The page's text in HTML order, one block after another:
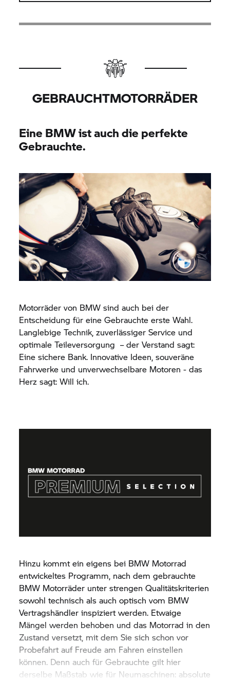
GEBRAUCHTMOTORRÄDER
Eine BMW ist auch die perfekte
Gebrauchte.
Motorräder von BMW sind auch bei der
Entscheidung für eine Gebrauchte erste Wahl.
Langlebige Technik, zuverlässiger Service und
optimale Teileversorgung – der Verstand sagt:
Eine sichere Bank. Innovative Ideen, souveräne
Fahrwerke und unverwechselbare Motoren - das
Herz sagt: Will ich.
Hinzu kommt ein eigens bei BMW Motorrad
entwickeltes Programm, nach dem gebrauchte
BMW Motorräder unter strengen Qualitätskriterien
sowohl technisch als auch optisch vom BMW
Vertragshändler inspiziert werden. Etwaige
Mängel werden behoben und das Motorrad in den
Zustand versetzt, mit dem Sie sich schon vor
Probefahrt auf Freude am Fahren einstellen
können. Denn auch für Gebrauchte gilt hier
derselbe Maßstab wie für Neumaschinen: absolute